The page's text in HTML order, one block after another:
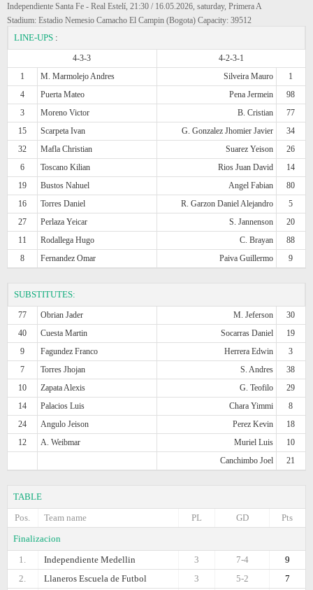
Independiente Santa Fe - Real Estelí, 21:30 / 16.05.2026, saturday, Primera A
Stadium: Estadio Nemesio Camacho El Campin (Bogota) Capacity: 39512
LINE-UPS :
4-3-3
4-2-3-1
1
M. Marmolejo Andres Silveira Mauro
1
4
Puerta Mateo Pena Jermein
98
3
Moreno Victor B. Cristian
77
15
Scarpeta Ivan G. Gonzalez Jhomier Javier
34
32
Mafla Christian Suarez Yeison
26
6
Toscano Kilian Rios Juan David
14
19
Bustos Nahuel Angel Fabian
80
16
Torres Daniel R. Garzon Daniel Alejandro
5
27
Perlaza Yeicar S. Jannenson
20
11
Rodallega Hugo C. Brayan
88
8
Fernandez Omar Paiva Guillermo 9
SUBSTITUTES:
77 Obrian Jader M. Jeferson
30
40
Cuesta Martin Socarras Daniel
19
9
Fagundez Franco Herrera Edwin
3
7
Torres Jhojan S. Andres
38
10
Zapata Alexis G. Teofilo
29
14
Palacios Luis Chara Yimmi
8
24
Angulo Jeison Perez Kevin
18
12
A. Weibmar Muriel Luis
10
Canchimbo Joel
21
TABLE
Pos.
Team name Pts
GD
PL
Finalizacion
1.
Independiente Medellin 9
7-4
3
2.
Llaneros Escuela de Futbol 7
5-2
3